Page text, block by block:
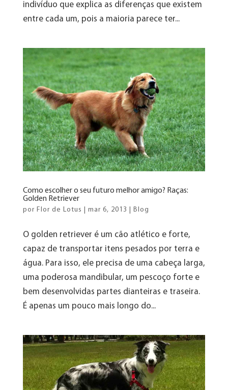
indivíduo que explica as diferenças que existem
entre cada um, pois a maioria parece ter...
Como escolher o seu futuro melhor amigo? Raças:
Golden Retriever
por Flor de Lotus mar 6, 2013 Blog
O golden retriever é um cão atlético e forte,
capaz de transportar itens pesados por terra e
água. Para isso, ele precisa de uma cabeça larga,
uma poderosa mandibular, um pescoço forte e
bem desenvolvidas partes dianteiras e traseira.
É apenas um pouco mais longo do...